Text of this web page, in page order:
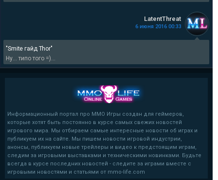
"Smite гайд Thor"
Ну... типо того =)...
LatentThreat
6 июня 2016 00:33
Информационный портал про MMO Игры создан для геймеров,
которые хотят быть постоянно в курсе самых свежих новостей
игрового мира. Мы отбираем самые интересные новости об играх и
публикуем их на сайте. Мы пишем новости игровой индустрии,
анонсы, публикуем новые трейлеры и видео к предстоящим играм,
следим за игровыми выставками и техническими новинками. Будьте
всегда в курсе последних новостей - следите за играми вместе с
игровыми новостями и статьями от mmo-life.com